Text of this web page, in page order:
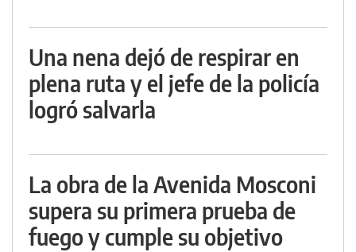
Una nena dejó de respirar en
plena ruta y el jefe de la policía
logró salvarla
La obra de la Avenida Mosconi
supera su primera prueba de
fuego y cumple su objetivo